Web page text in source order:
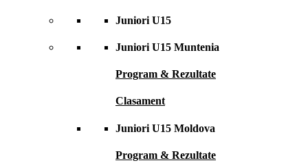
Juniori U15
Juniori U15 Muntenia
Program & Rezultate
Clasament
Juniori U15 Moldova
Program & Rezultate